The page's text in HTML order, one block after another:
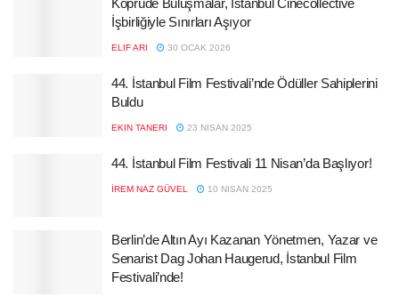
İşbirliğiyle Sınırları Aşıyor
ELIF ARI 30 OCAK 2026
44. İstanbul Film Festivali’nde Ödüller Sahiplerini
Buldu
EKIN TANERI 23 NISAN 2025
44. İstanbul Film Festivali 11 Nisan’da Başlıyor!
İREM NAZ GÜVEL 10 NISAN 2025
Berlin’de Altın Ayı Kazanan Yönetmen, Yazar ve
Senarist Dag Johan Haugerud, İstanbul Film
Festivali’nde!